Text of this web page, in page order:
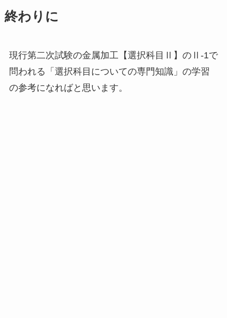
終わりに
現行第二次試験の金属加工【選択科目Ⅱ】のⅡ-1で
問われる「選択科目についての専門知識」の学習
の参考になればと思います。